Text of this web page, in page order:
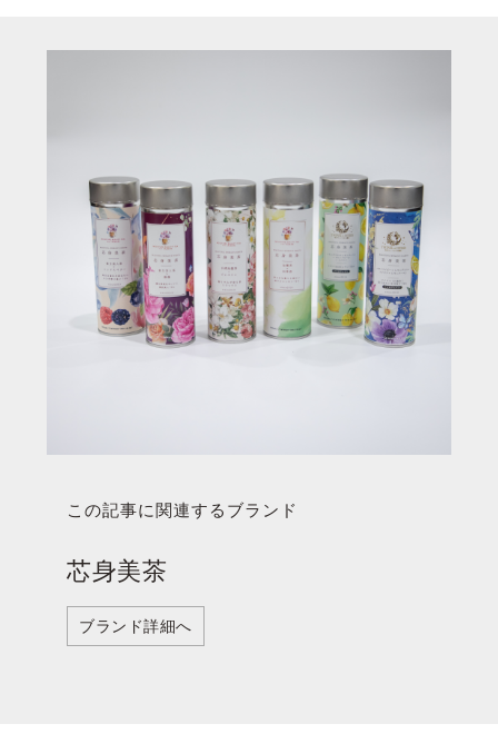
この記事に関連するブランド
芯身美茶
ブランド詳細へ